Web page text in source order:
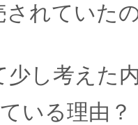
されていた
少し考えた
いる理由